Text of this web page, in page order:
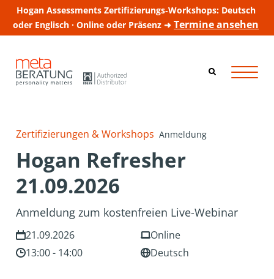
Hogan Assessments Zertifizierungs‑Workshops: Deutsch
oder Englisch · Online oder Präsenz ➜ Termine ansehen
Zertifizierungen & Workshops Anmeldung
Hogan Refresher
21.09.2026
Anmeldung zum kostenfreien Live-Webinar
21.09.2026
13:00 - 14:00
Online
Deutsch